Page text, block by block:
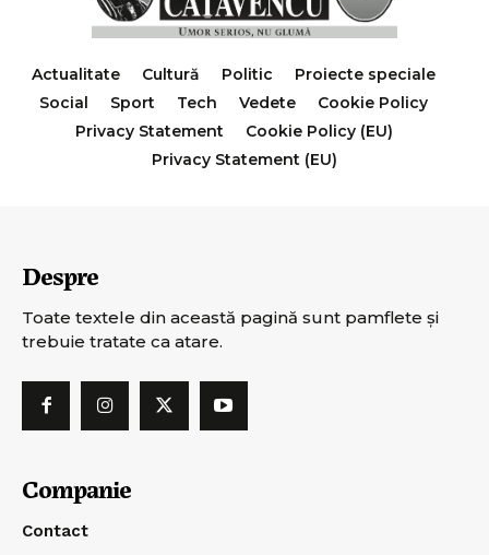
Actualitate Cultură Politic
Proiecte speciale
Social
Sport Tech Vedete
Cookie Policy
Privacy Statement
Cookie Policy (EU)
Privacy Statement (EU)
Despre
Toate textele din această pagină sunt pamflete şi
trebuie tratate ca atare.
Companie
Contact